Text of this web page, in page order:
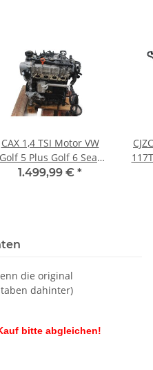
CAX 1,4 TSI Motor VW
Golf 5 Plus Golf 6 Seat
Leon 1P Skoda Audi A3
1.499,99 € *
die original
dahinter)
bitte abgleichen!